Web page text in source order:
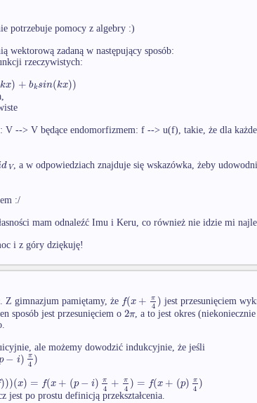
potrzebuje pomocy z algebry :)
wektorową zadaną w następujący sposób:
rzeczywistych:
kx) +bksin(kx))
V --> V będące endomorfizmem: f --> u(f), takie, że dla
dV, a w odpowiedziach znajduje się wskazówka, żeby
:/
mam odnaleźć Imu i Keru, co również nie idzie mi
i z góry dziękuję!
Z gimnazjum pamiętamy, że f(x+ π
4 ) jest przesunięciem
sposób jest przesunięciem o 2π, a to jest okres
ale możemy dowodzić indukcyjnie, że jeśli
− i) π
4 )
)))(x) = f(x+ (p − i) π
4 + π
4 ) = f(x+ (p) π
4 )
jest po prostu definicją przekształcenia.